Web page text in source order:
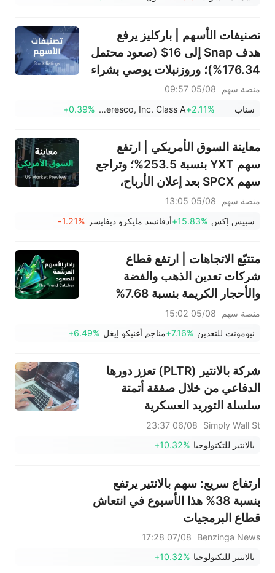
لشهر يوليو في دائرة الضوء
تصنيفات الأسهم | باركليز يرفع
هدف Snap إلى 16$ (صعود محتمل
176.34%)؛ وروزنبلات يوصي بشراء
SK Hynix بهدف 320$
منصة سهم
05/08 09:57
سناب
+2.11%
Ameresco, Inc. Class A
+0.39%
معاينة السوق الأمريكي | ارتفع
سهم YXT بنسبة 253.5%؛ وتراجع
سهم SPCX بعد إعلان الأرباح،
وينتهي حظر التداول يوم الخميس؛
وستعلن شركتا SNDK وWDC عن
تقول إن مضيق هرمز لن يُفتح فورًا
منصة سهم
05/08 13:05
سبيس إكس +15.83%أدفانسد مايكرو ديفايسز -1.21%
متتبّع الاتجاهات | ارتفع قطاع
شركات تعدين الذهب والفضة
والأحجار الكريمة بنسبة 7.68%
سجل سهما TVTX (+16.88%)
(+3.87%) وTPR (+2.8%) ضمن
خمسة أسهم تختبر مستويات
اختراق
منصة سهم
05/08 15:02
نيومونت للتعدين +7.16%مناجم أغنيكو إيغل +6.49%
شركة بالانتير (PLTR) تعزز دورها
الدفاعي من خلال صفقة أتمتة
سلسلة التوريد العسكرية
Simply Wall St
06/08 23:37
بالانتير للتكنولوجيا +10.32%
ارتفاع سريع: سهم بالانتير يرتفع
بنسبة 38% هذا الأسبوع في انتعاش
قطاع البرمجيات
Benzinga News
07/08 17:28
بالانتير للتكنولوجيا +10.32%